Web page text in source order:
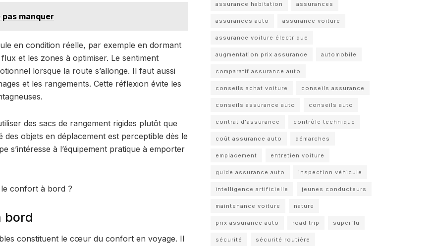
manquer
en condition réelle, par exemple en dormant
et les zones à optimiser. Le sentiment
lorsque la route s’allonge. Il faut aussi
et les rangements. Cette réflexion évite les
des sacs de rangement rigides plutôt que
des objets en déplacement est perceptible dès le
s’intéresse à l’équipement pratique à emporter
le confort à bord ?
bord
constituent le cœur du confort en voyage. Il
assurance habitation assurances
assurances auto assurance voiture
assurance voiture électrique
augmentation prix assurance automobile
comparatif assurance auto
conseils achat voiture conseils assurance
conseils assurance auto conseils auto
contrat d'assurance contrôle technique
coût assurance auto démarches
emplacement entretien voiture
guide assurance auto inspection véhicule
intelligence artificielle jeunes conducteurs
maintenance voiture nature
prix assurance auto road trip superflu
sécurité sécurité routière